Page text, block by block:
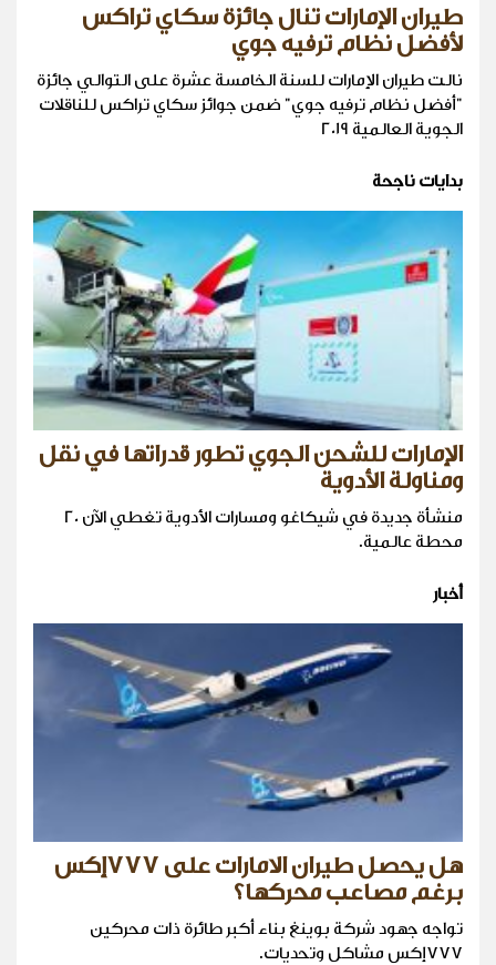
طيران الإمارات تنال جائزة سكاي تراكس
لأفضل نظام ترفيه جوي
نالت طيران الإمارات للسنة الخامسة عشرة على التوالي جائزة
"أفضل نظام ترفيه جوي" ضمن جوائز سكاي تراكس للناقلات
الجوية العالمية 2019
بدايات ناجحة
الإمارات للشحن الجوي تطور قدراتها في نقل
ومناولة الأدوية
منشأة جديدة في شيكاغو ومسارات الأدوية تغطي الآن 20
محطة عالمية.
أخبار
هل يحصل طيران الامارات على ٧٧٧إكس
برغم مصاعب محركها؟
تواجه جهود شركة بوينغ بناء أكبر طائرة ذات محركين
٧٧٧إكس مشاكل وتحديات.